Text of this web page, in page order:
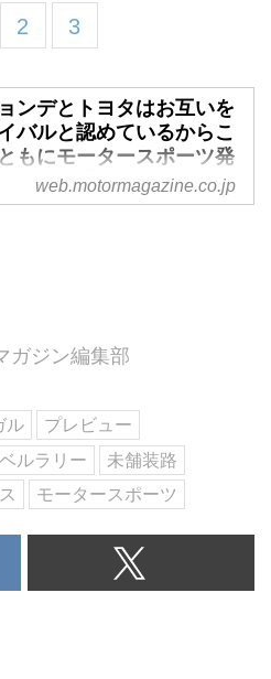
2 3
ンデとトヨタはお互いを
バルと認めているからこ
もにモータースポーツ発
のために手を組んだ - Web
ターマガジン
界でもビジネスの世界でも鎬
N×TOYOTA GAZOO
FESTIVAL」を開催した。
web.motormagazine.co.jp
ガジン編集部
ル
プレビュー
ルラリー
未舗装路
モータースポーツ